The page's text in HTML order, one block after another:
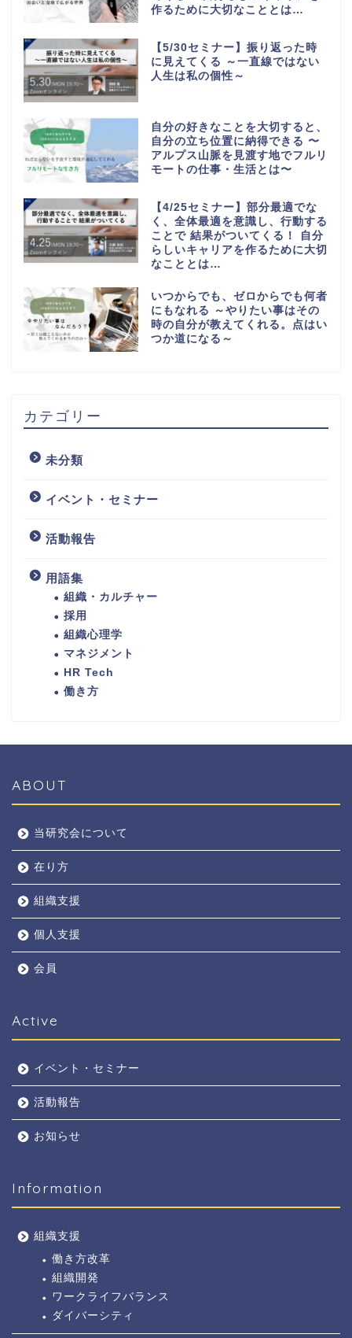
作るために大切なこととは…
【5/30セミナー】振り返った時
に見えてくる ～一直線ではない
人生は私の個性～
自分の好きなことを大切すると、
自分の立ち位置に納得できる 〜
アルプス山脈を見渡す地でフルリ
モートの仕事・生活とは〜
【4/25セミナー】部分最適でな
く、全体最適を意識し、行動する
ことで 結果がついてくる！ 自分
らしいキャリアを作るために大切
なこととは…
いつからでも、ゼロからでも何者
にもなれる ～やりたい事はその
時の自分が教えてくれる。点はい
つか道になる～
カテゴリー
未分類
イベント・セミナー
活動報告
用語集
組織・カルチャー
採用
組織心理学
マネジメント
HR Tech
働き方
ABOUT
当研究会について
在り方
組織支援
個人支援
会員
Active
イベント・セミナー
活動報告
お知らせ
Information
組織支援
働き方改革
組織開発
ワークライフバランス
ダイバーシティ